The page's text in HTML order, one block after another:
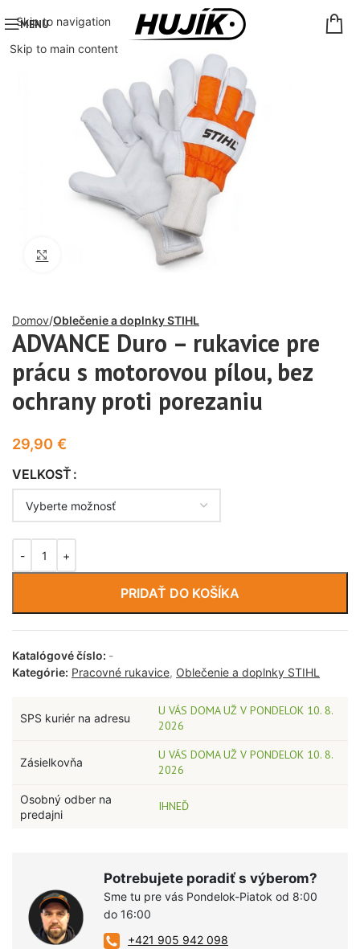
Skip to navigation
Skip to main content
MENU
Domov Oblečenie a doplnky STIHL
ADVANCE Duro – rukavice pre
prácu s motorovou pílou, bez
ochrany proti porezaniu
29,90 €
VELKOSŤ
PRIDAŤ DO KOŠÍKA
Katalógové číslo: -
Kategórie: Pracovné rukavice, Oblečenie a doplnky STIHL
SPS kuriér na adresu
U VÁS DOMA UŽ V PONDELOK 10. 8.
2026
Zásielkovňa
U VÁS DOMA UŽ V PONDELOK 10. 8.
2026
Osobný odber na
predajni
IHNEĎ
Potrebujete poradiť s výberom?
Sme tu pre vás Pondelok-Piatok od 8:00
do 16:00
+421 905 942 098